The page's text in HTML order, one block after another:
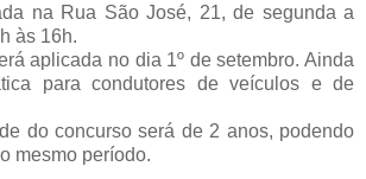
na Rua São José, 21, de segunda a
às 16h.
aplicada no dia 1º de setembro. Ainda
para condutores de veículos e de
do concurso será de 2 anos, podendo
mesmo período.